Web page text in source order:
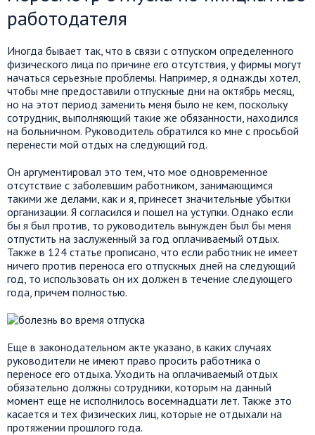
работодателя
Иногда бывает так, что в связи с отпуском определенного
физического лица по причине его отсутствия, у фирмы могут
начаться серьезные проблемы. Например, я однажды хотел,
чтобы мне предоставили отпускные дни на октябрь месяц,
но на этот период заменить меня было не кем, поскольку
сотрудник, выполняющий такие же обязанности, находился
на больничном. Руководитель обратился ко мне с просьбой
перенести мой отдых на следующий год.
Он аргументировал это тем, что мое одновременное
отсутствие с заболевшим работником, занимающимся
такими же делами, как и я, принесет значительные убытки
организации. Я согласился и пошел на уступки. Однако если
бы я был против, то руководитель вынужден был бы меня
отпустить на заслуженный за год оплачиваемый отдых.
Также в 124 статье прописано, что если работник не имеет
ничего против переноса его отпускных дней на следующий
год, то использовать он их должен в течение следующего
года, причем полностью.
Еще в законодательном акте указано, в каких случаях
руководители не имеют право просить работника о
переносе его отдыха. Уходить на оплачиваемый отдых
обязательно должны сотрудники, которым на данный
момент еще не исполнилось восемнадцати лет. Также это
касается и тех физических лиц, которые не отдыхали на
протяжении прошлого года.